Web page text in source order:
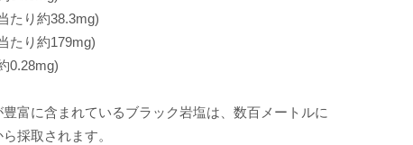
たり約38.3mg)
たり約179mg)
0.28mg)
富に含まれているブラック岩塩は、数百メートルに
採取されます。